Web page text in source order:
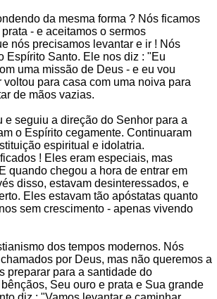
da mesma forma ? Nós ficamos
- e aceitamos o sermos
nós precisamos levantar e ir ! Nós
Espírito Santo. Ele nos diz : "Eu
uma missão de Deus - e eu vou
para casa com uma noiva para
de mãos vazias.
seguiu a direção do Senhor para a
o Espírito cegamente. Continuaram
espiritual e idolatria.
! Eles eram especiais, mas
quando chegou a hora de entrar em
disso, estavam desinteressados, e
Eles estavam tão apóstatas quanto
sem crescimento - apenas vivendo
dos tempos modernos. Nós
por Deus, mas não queremos a
preparar para a santidade do
Seu ouro e prata e Sua grande